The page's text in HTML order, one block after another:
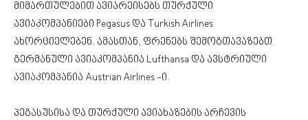
მიმართულებით ავიარეისებს თურქული
ავიაკომპანიები Pegasus და Turkish Airlines
ახორციელებენ. ამასთან, ფრენებს შემოგთავაზებთ
გერმანული ავიაკომპანია Lufthansa და ავსტრიული
ავიაკომპანია Austrian Airlines -ი.
პეგასუსისა და თურქული ავიახაზების არჩევის